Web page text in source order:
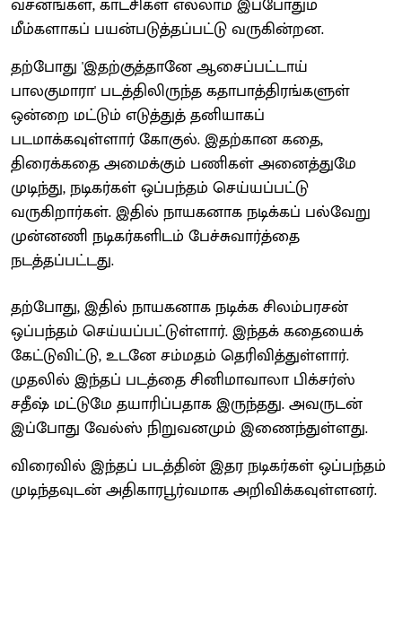
மீம்களாகப் பயன்படுத்தப்பட்டு வருகின்றன.
தற்போது 'இதற்குத்தானே ஆசைப்பட்டாய்
பாலகுமாரா' படத்திலிருந்த கதாபாத்திரங்களுள்
ஒன்றை மட்டும் எடுத்துத் தனியாகப்
படமாக்கவுள்ளார் கோகுல். இதற்கான கதை,
திரைக்கதை அமைக்கும் பணிகள் அனைத்துமே
முடிந்து, நடிகர்கள் ஒப்பந்தம் செய்யப்பட்டு
வருகிறார்கள். இதில் நாயகனாக நடிக்கப் பல்வேறு
முன்னணி நடிகர்களிடம் பேச்சுவார்த்தை
நடத்தப்பட்டது.
தற்போது, இதில் நாயகனாக நடிக்க சிலம்பரசன்
ஒப்பந்தம் செய்யப்பட்டுள்ளார். இந்தக் கதையைக்
கேட்டுவிட்டு, உடனே சம்மதம் தெரிவித்துள்ளார்.
முதலில் இந்தப் படத்தை சினிமாவாலா பிக்சர்ஸ்
சதீஷ் மட்டுமே தயாரிப்பதாக இருந்தது. அவருடன்
இப்போது வேல்ஸ் நிறுவனமும் இணைந்துள்ளது.
விரைவில் இந்தப் படத்தின் இதர நடிகர்கள் ஒப்பந்தம்
முடிந்தவுடன் அதிகாரபூர்வமாக அறிவிக்கவுள்ளனர்.